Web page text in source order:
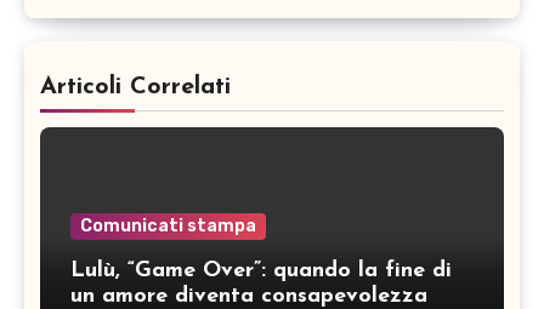
Articoli Correlati
Comunicati stampa
Lulù, “Game Over”: quando la fine di
un amore diventa consapevolezza